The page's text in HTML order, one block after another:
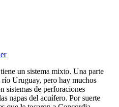
un sistema mixto. Una parte
río Uruguay, pero hay muchos
sistemas de perforaciones
napas del acuífero. Por suerte